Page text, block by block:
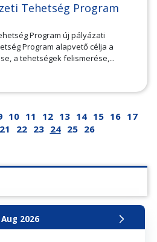
Aug 2026
Tehetség Program
Program új pályázati
Program alapvető célja a
a tehetségek felismerése,...
10 11 12 13 14 15 16 17
21 22 23 24 25 26